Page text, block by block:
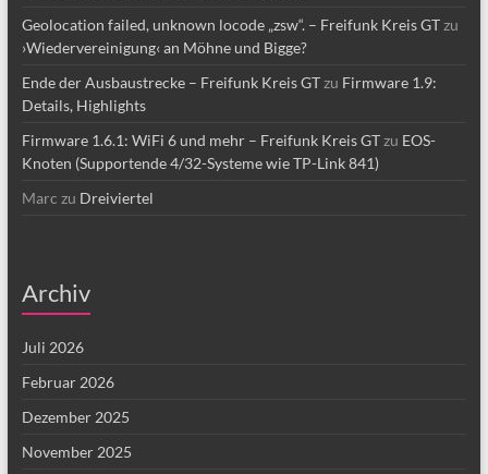
Geolocation failed, unknown locode „zsw“. – Freifunk Kreis GTzu
›Wiedervereinigung‹ an Möhne und Bigge?
Ende der Ausbaustrecke – Freifunk Kreis GTzu Firmware 1.9:
Details, Highlights
Firmware 1.6.1: WiFi 6 und mehr – Freifunk Kreis GTzu EOS-
Knoten (Supportende 4/32-Systeme wie TP-Link 841)
Marc zu Dreiviertel
Archiv
Juli 2026
Februar 2026
Dezember 2025
November 2025